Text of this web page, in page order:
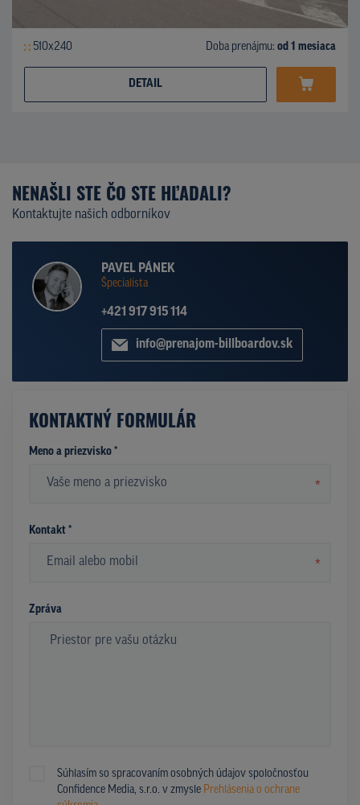
510x240 Doba prenájmu: od 1 mesiaca
DETAIL
NENAŠLI STE ČO STE HĽADALI?
Kontaktujte našich odborníkov
PAVEL PÁNEK
Špecialista
+421 917 915 114
info@prenajom-billboardov.sk
KONTAKTNÝ FORMULÁR
Meno a priezvisko *
*
Kontakt *
*
Zpráva
Súhlasím so spracovaním osobných údajov spoločnosťou
Confidence Media, s.r.o. v zmysle Prehlásenia o ochrane